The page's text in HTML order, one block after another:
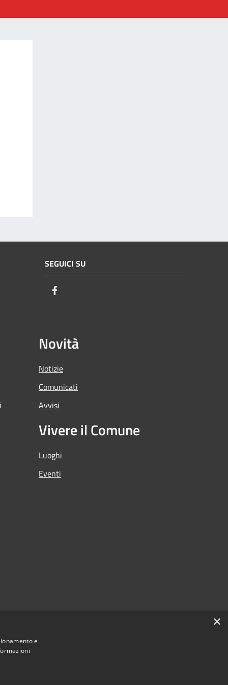
SEGUICI SU
Novità
Notizie
Comunicati
Avvisi
Vivere il Comune
Luoghi
Eventi
×
e